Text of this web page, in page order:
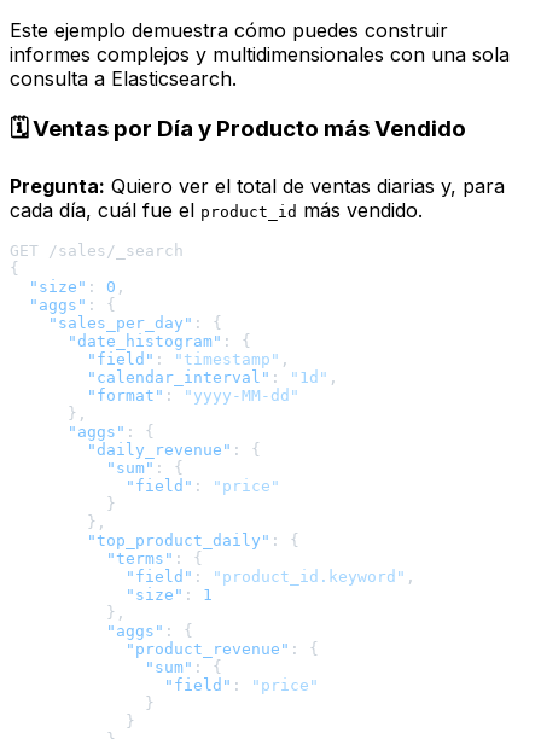
Este ejemplo demuestra cómo puedes construir
informes complejos y multidimensionales con una sola
consulta a Elasticsearch.
🗓️ Ventas por Día y Producto más Vendido
Pregunta: Quiero ver el total de ventas diarias y, para
cada día, cuál fue el product_id más vendido.
{
"size" : 0 ,
"aggs" :
{
"sales_per_day" :
{
"date_histogram" :
{
"field" : "timestamp" ,
"calendar_interval" : "1d" ,
"format" :
"yyyy-MM-dd"
} ,
"aggs" :
{
"daily_revenue" :
{
"sum" :
{
"field" :
"price"
}
} ,
"top_product_daily" :
{
"terms" :
{
"field" : "product_id.keyword" ,
"size" :
1
} ,
"aggs" :
{
"product_revenue" :
{
"sum" :
{
"field" :
"price"
}
}